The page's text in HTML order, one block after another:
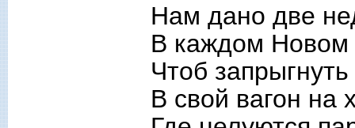
Нам дано две
В каждом Новом
Чтоб
В свой вагон на